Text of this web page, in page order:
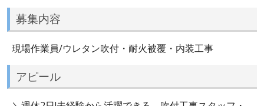
募集内容
現場作業員/ウレタン吹付・耐火被覆・内装工事
アピール